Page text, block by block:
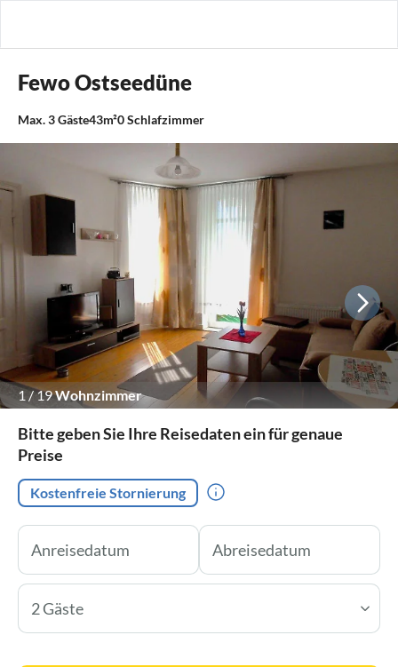
Fewo Ostseedüne
Max.3Gäste43m²0Schlafzimmer
1/19Wohnzimmer
Bitte geben Sie Ihre Reisedaten ein für genaue
Preise
Kostenfreie Stornierung
2 Gäste